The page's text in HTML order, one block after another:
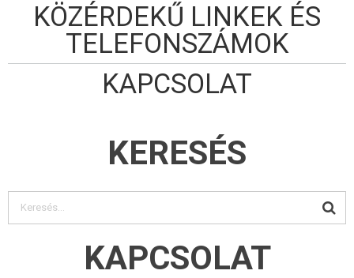
KÖZÉRDEKŰ LINKEK ÉS
TELEFONSZÁMOK
KAPCSOLAT
KERESÉS
KAPCSOLAT